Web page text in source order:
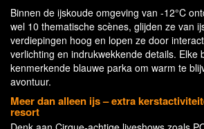
Binnen de ijskoude omgeving van -12°C
wel 10 thematische scènes, glijden ze van
verdiepingen hoog en lopen ze door
verlichting en indrukwekkende details. Elke
kenmerkende blauwe parka om warm te
avontuur.
Meer dan alleen ijs – extra
resort